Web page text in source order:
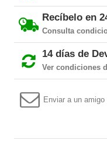
Recíbelo en
Consulta
14 días de
Ver condiciones
Enviar a un amigo